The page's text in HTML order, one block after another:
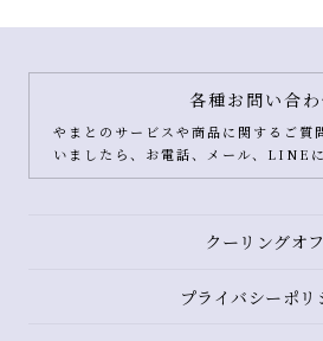
各種お問い合わ
やまとのサービスや商品に関するご質
いましたら、お電話、メール、LINEに
クーリングオフ
プライバシーポリ